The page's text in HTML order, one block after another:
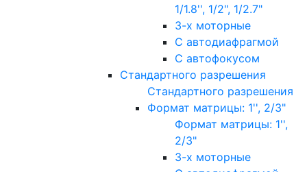
1/1.8'', 1/2", 1/2.7"
3-х моторные
С автодиафрагмой
С автофокусом
Стандартного разрешения
Стандартного разрешения
Формат матрицы: 1'', 2/3"
Формат матрицы: 1'',
2/3"
3-х моторные